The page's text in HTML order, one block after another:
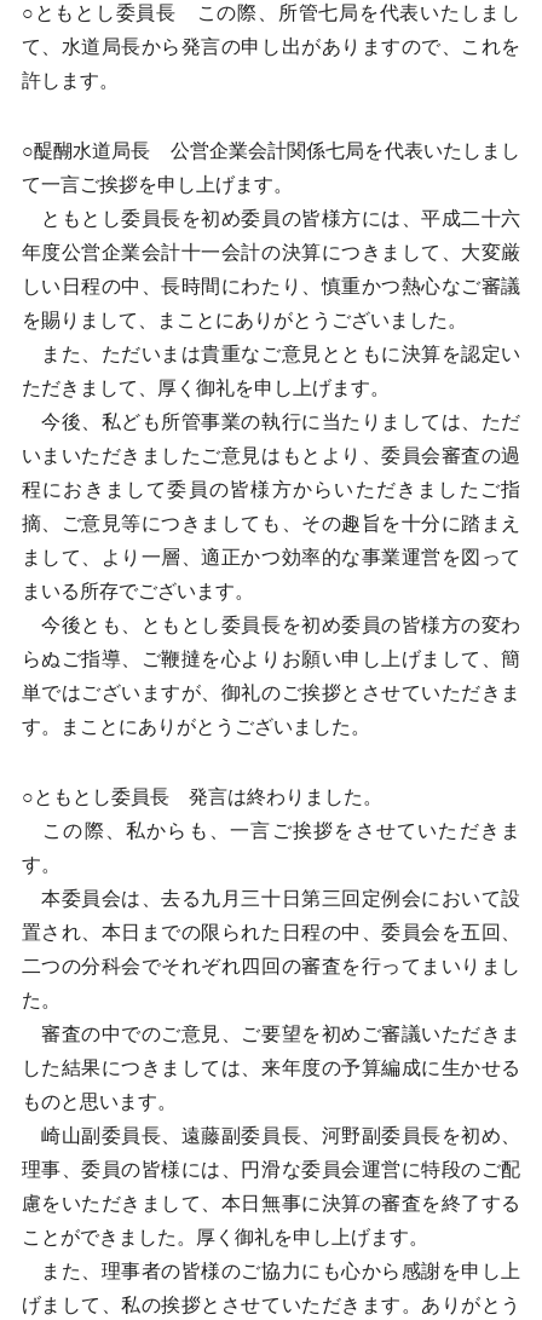
○ともとし委員長 この際、所管七局を代表いたしまし
て、水道局長から発言の申し出がありますので、これを
許します。
○醍醐水道局長 公営企業会計関係七局を代表いたしまし
て一言ご挨拶を申し上げます。
ともとし委員長を初め委員の皆様方には、平成二十六
年度公営企業会計十一会計の決算につきまして、大変厳
しい日程の中、長時間にわたり、慎重かつ熱心なご審議
を賜りまして、まことにありがとうございました。
また、ただいまは貴重なご意見とともに決算を認定い
ただきまして、厚く御礼を申し上げます。
今後、私ども所管事業の執行に当たりましては、ただ
いまいただきましたご意見はもとより、委員会審査の過
程におきまして委員の皆様方からいただきましたご指
摘、ご意見等につきましても、その趣旨を十分に踏まえ
まして、より一層、適正かつ効率的な事業運営を図って
まいる所存でございます。
今後とも、ともとし委員長を初め委員の皆様方の変わ
らぬご指導、ご鞭撻を心よりお願い申し上げまして、簡
単ではございますが、御礼のご挨拶とさせていただきま
す。まことにありがとうございました。
○ともとし委員長 発言は終わりました。
この際、私からも、一言ご挨拶をさせていただきま
す。
本委員会は、去る九月三十日第三回定例会において設
置され、本日までの限られた日程の中、委員会を五回、
二つの分科会でそれぞれ四回の審査を行ってまいりまし
た。
審査の中でのご意見、ご要望を初めご審議いただきま
した結果につきましては、来年度の予算編成に生かせる
ものと思います。
崎山副委員長、遠藤副委員長、河野副委員長を初め、
理事、委員の皆様には、円滑な委員会運営に特段のご配
慮をいただきまして、本日無事に決算の審査を終了する
ことができました。厚く御礼を申し上げます。
また、理事者の皆様のご協力にも心から感謝を申し上
げまして、私の挨拶とさせていただきます。ありがとう